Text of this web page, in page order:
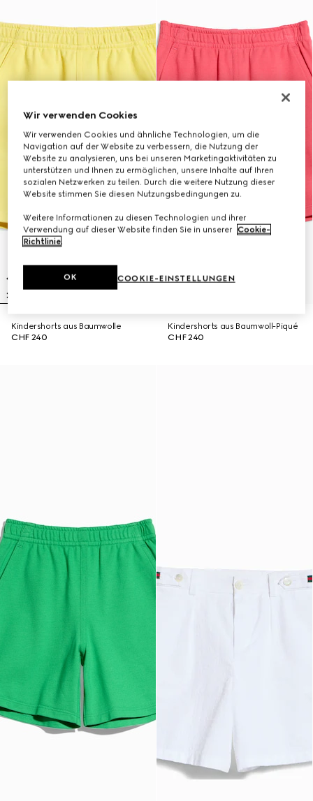
Kindershorts aus Baumwolle
CHF 240
Kindershorts aus Baumwoll-Piqué
CHF 240
Wir verwenden Cookies
Wir verwenden Cookies und ähnliche Technologien, um die
Navigation auf der Website zu verbessern, die Nutzung der
Website zu analysieren, uns bei unseren Marketingaktivitäten zu
unterstützen und Ihnen zu ermöglichen, unsere Inhalte auf Ihren
sozialen Netzwerken zu teilen. Durch die weitere Nutzung dieser
Website stimmen Sie diesen Nutzungsbedingungen zu.
Weitere Informationen zu diesen Technologien und ihrer
Verwendung auf dieser Website finden Sie in unserer Cookie-
Richtlinie.
COOKIE-EINSTELLUNGEN
OK